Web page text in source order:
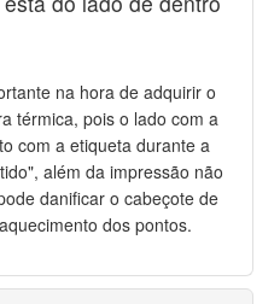
na hora de adquirir o
térmica, pois o lado com a
com a etiqueta durante a
além da impressão não
danificar o cabeçote de
dos pontos.